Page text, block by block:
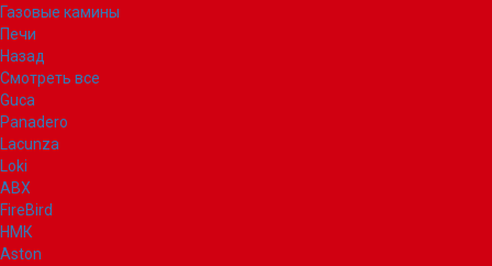
Газовые камины
Печи
Назад
Смотреть все
Guca
Panadero
Lacunza
Loki
ABX
FireBird
НМК
Aston